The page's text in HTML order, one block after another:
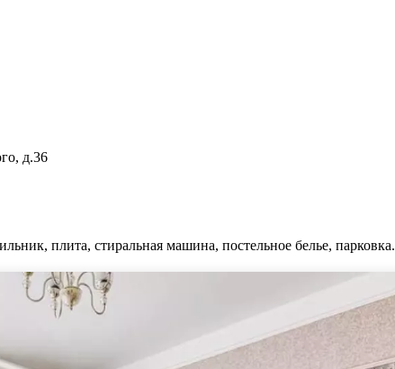
д.36
плита, стиральная машина, постельное белье, парковка.